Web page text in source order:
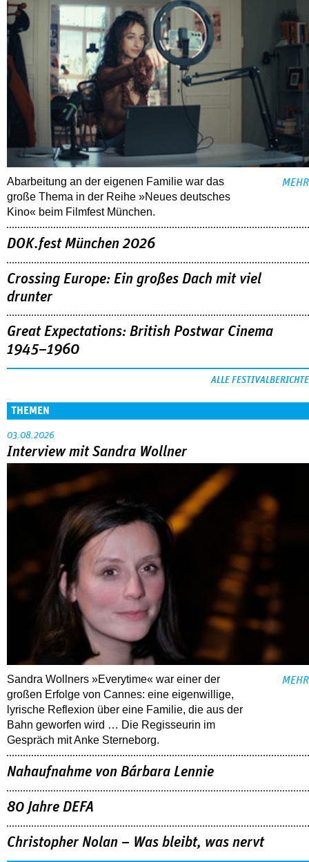
Abarbeitung an der eigenen Familie war das
große Thema in der Reihe »Neues deutsches
Kino« beim Filmfest München.
MEHR
DOK.fest München 2026
Crossing Europe: Ein großes Dach mit viel
drunter
Great Expectations: British Postwar Cinema
1945–1960
ALLE FESTIVALBERICHTE
THEMEN
03.08.2026
Interview mit Sandra Wollner
Sandra Wollners »Everytime« war einer der
großen Erfolge von Cannes: eine eigenwillige,
lyrische Reflexion über eine ­Familie, die aus der
Bahn geworfen wird … Die Regisseurin im
Gespräch mit Anke Sterneborg.
MEHR
Nahaufnahme von Bárbara Lennie
80 Jahre DEFA
Christopher Nolan – Was bleibt, was nervt